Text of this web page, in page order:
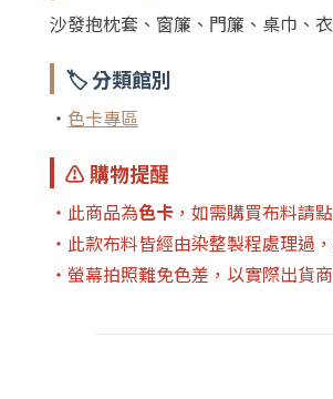
沙發抱枕套、窗簾、門簾、桌巾、
🏷️ 分類館別
・ 色卡專區
⚠️ 購物提醒
・此商品為色卡 ，如需購買布料請
・此款布料皆經由染整製程處理過
・螢幕拍照難免色差，以實際出貨